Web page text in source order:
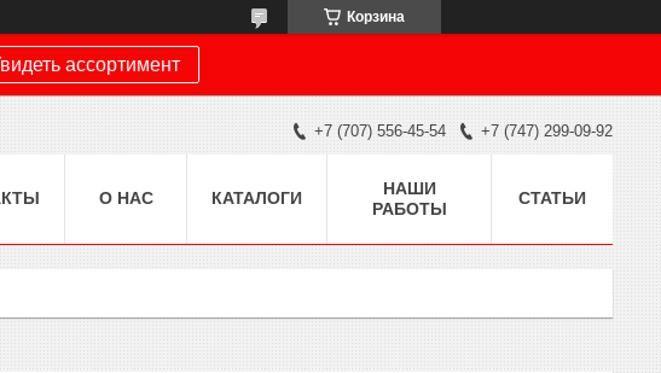
Корзина
ассортимент
+7 (707) 556-45-54 +7 (747) 299-09-92
О НАС КАТАЛОГИ
НАШИ
РАБОТЫ
СТАТЬИ